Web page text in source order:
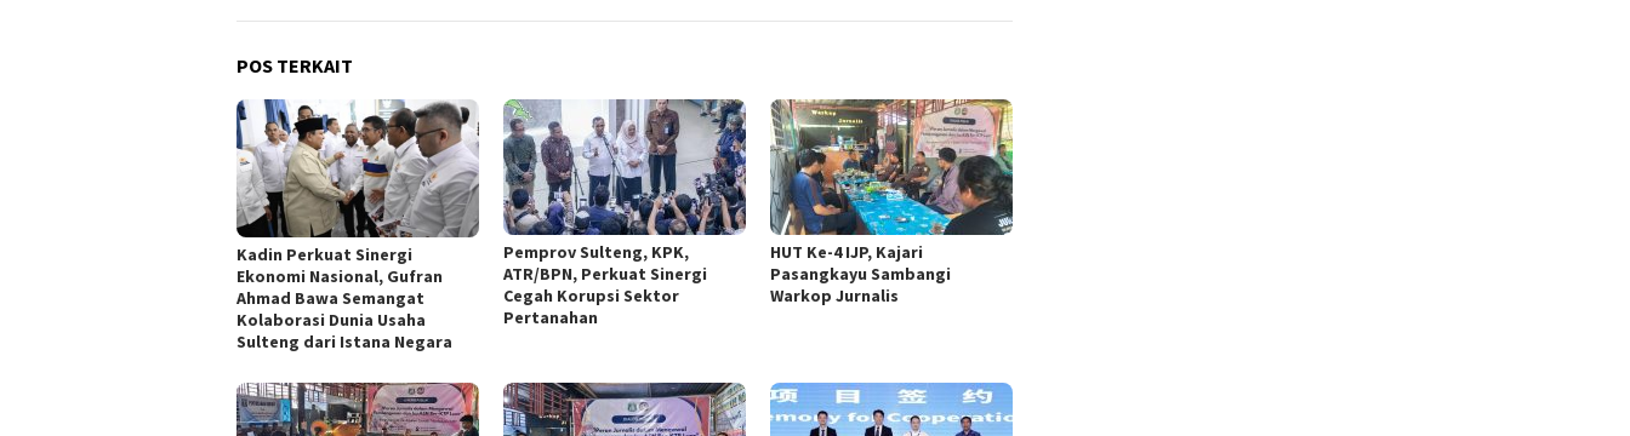
POS TERKAIT
Kadin Perkuat Sinergi
Ekonomi Nasional, Gufran
Ahmad Bawa Semangat
Kolaborasi Dunia Usaha
Sulteng dari Istana Negara
Pemprov Sulteng, KPK,
ATR/BPN, Perkuat Sinergi
Cegah Korupsi Sektor
Pertanahan
HUT Ke-4 IJP, Kajari
Pasangkayu Sambangi
Warkop Jurnalis